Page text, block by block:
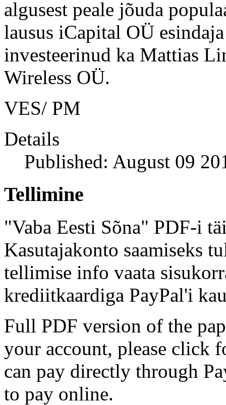
algusest peale jõuda
lausus iCapital OÜ
investeerinud ka Mattias
Wireless OÜ.
VES/ PM
Details
Published: August 09
Tellimine
"Vaba Eesti Sõna" PDF-i
Kasutajakonto saamiseks
tellimise info vaata
krediitkaardiga PayPal'i
Full PDF version of the
your account, please click
can pay directly through
to pay online.